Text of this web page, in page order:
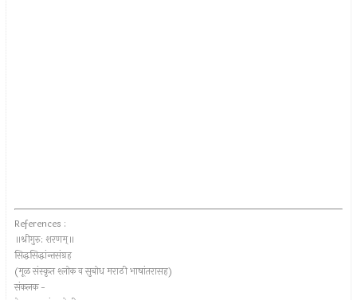
References :
॥श्रीगुरु: शरणम्॥
सिद्धसिद्धांन्तसंग्रह
(मूळ संस्कृत श्लोक व सुबोध मराठी भाषांतरासह)
संकलक -